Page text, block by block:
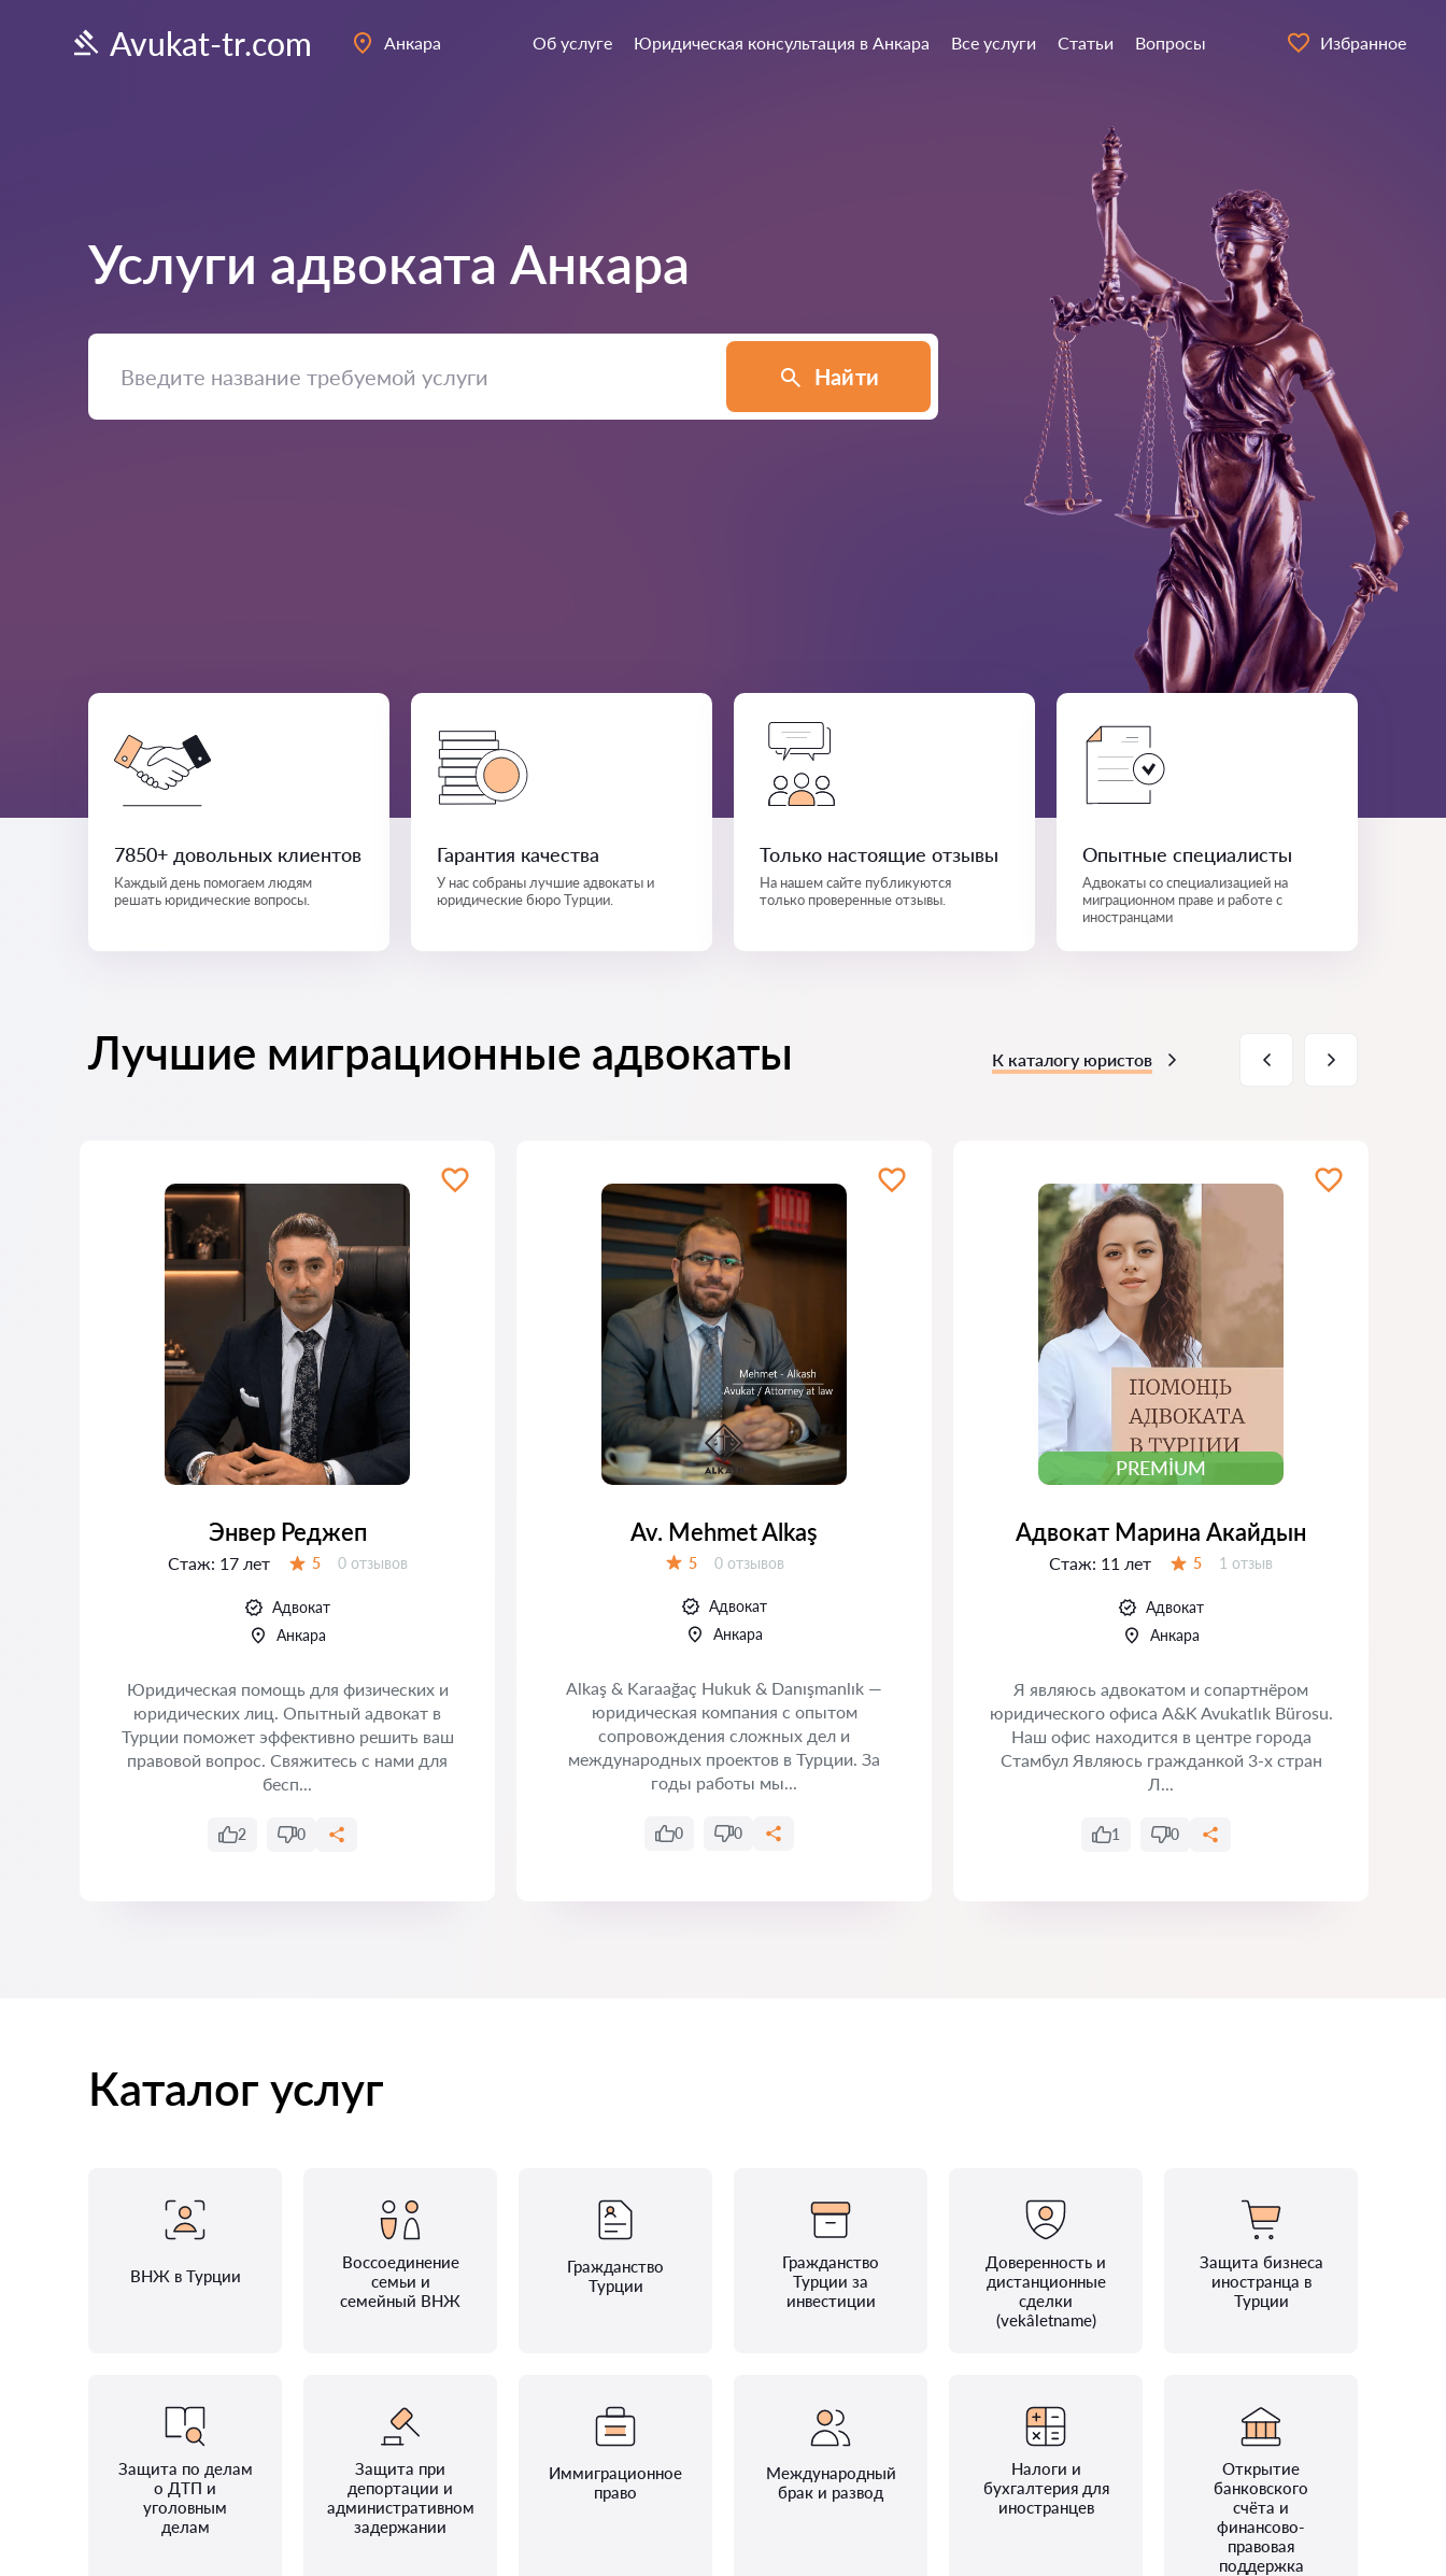
Avukat-tr.com Анкара Об услуге Юридическая консультация в Анкара Все услуги Статьи Вопросы Избранное
Услуги адвоката Анкара
Найти
7850+ довольных клиентов
Каждый день помогаем людям
решать юридические вопросы.
Гарантия качества
У нас собраны лучшие адвокаты и
юридические бюро Турции.
Только настоящие отзывы
На нашем сайте публикуются
только проверенные отзывы.
Опытные специалисты
Адвокаты со специализацией на
миграционном праве и работе с
иностранцами
Лучшие миграционные адвокаты К каталогу юристов
Энвер Реджеп
Стаж: 17 лет 5 Отзывов:
0 отзывов
Адвокат
Анкара
Юридическая помощь для физических и
юридических лиц. Опытный адвокат в
Турции поможет эффективно решить ваш
правовой вопрос. Свяжитесь с нами для
бесп...
2 0
Av. Mehmet Alkaş
5 Отзывов:
0 отзывов
Адвокат
Анкара
Alkaş & Karaağaç Hukuk & Danışmanlık —
юридическая компания с опытом
сопровождения сложных дел и
международных проектов в Турции. За
годы работы мы...
0 0
PREMIUM
Адвокат Марина Акайдын
Стаж: 11 лет 5 Отзывов:
1 отзыв
Адвокат
Анкара
Я являюсь адвокатом и сопартнёром
юридического офиса A&K Avukatlık Bürosu.
Наш офис находится в центре города
Стамбул Являюсь гражданкой 3-х стран
Л...
1 0
Каталог услуг
ВНЖ в Турции
Воссоединение
семьи и
семейный ВНЖ
Гражданство
Турции
Гражданство
Турции за
инвестиции
Доверенность и
дистанционные
сделки
(vekâletname)
Защита бизнеса
иностранца в
Турции
Защита по делам
о ДТП и
уголовным
делам
Защита при
депортации и
административном
задержании
Иммиграционное
право
Международный
брак и развод
Налоги и
бухгалтерия для
иностранцев
Открытие
банковского
счёта и
финансово-
правовая
поддержка